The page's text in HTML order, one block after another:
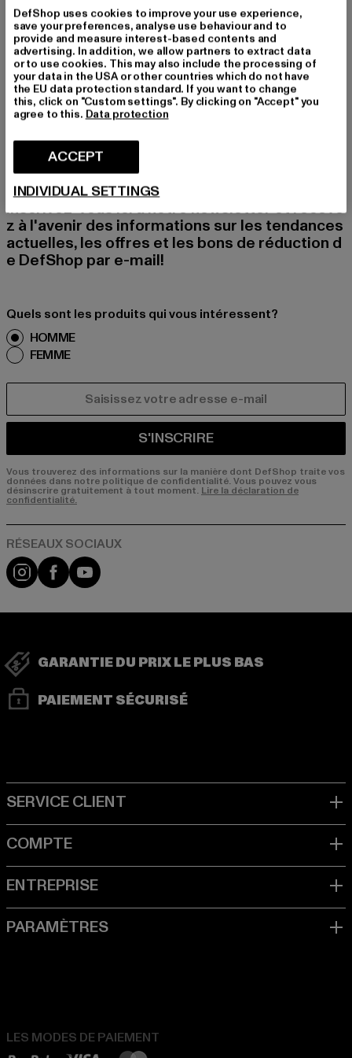
1% disponible
INSCRIVEZ-VOUS P
OUR RESTER INSPIR
É!
Inscrivez-vous ici à notre newsletter et receve
z à l'avenir des informations sur les tendances
actuelles, les offres et les bons de réduction d
e DefShop par e-mail!
Quels sont les produits qui vous intéressent?
HOMME
FEMME
S'INSCRIRE
Vous trouverez des informations sur la manière dont DefShop traite vos
données dans notre politique de confidentialité. Vous pouvez vous
désinscrire gratuitement à tout moment. Lire la déclaration de
confidentialité.
Visit our Instagram page:
Visit our Facebook page:
Visit our YouTube channel:
GARANTIE DU PRIX LE PLUS BAS
PAIEMENT SÉCURISÉ
LES MODES DE PAIEMENT
DefShop uses cookies to improve your use experience,
save your preferences, analyse use behaviour and to
provide and measure interest-based contents and
advertising. In addition, we allow partners to extract data
or to use cookies. This may also include the processing of
your data in the USA or other countries which do not have
the EU data protection standard. If you want to change
this, click on "Custom settings". By clicking on "Accept" you
agree to this. Data protection
ACCEPT
INDIVIDUAL SETTINGS